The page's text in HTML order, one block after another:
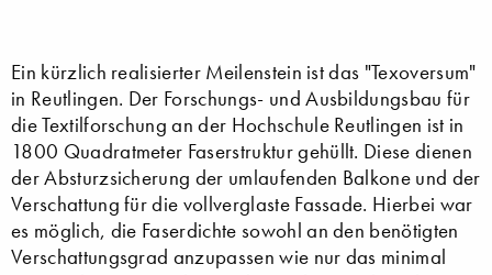
Ein kürzlich realisierter Meilenstein ist das "Texoversum"
in Reutlingen. Der Forschungs- und Ausbildungsbau für
die Textilforschung an der Hochschule Reutlingen ist in
1800 Quadratmeter Faserstruktur gehüllt. Diese dienen
der Absturzsicherung der umlaufenden Balkone und der
Verschattung für die vollverglaste Fassade. Hierbei war
es möglich, die Faserdichte sowohl an den benötigten
Verschattungsgrad anzupassen wie nur das minimal